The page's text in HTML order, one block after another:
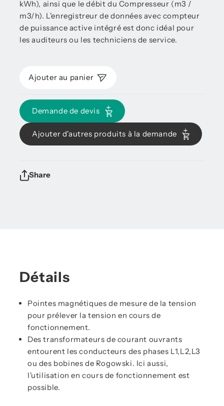
kWh), ainsi que le débit du Compresseur (m3 /
m3/h). L'enregistreur de données avec compteur
de puissance active intégré est donc idéal pour
les auditeurs ou les techniciens de service.
Ajouter au panier
Demande de devis
Ajouter d'autres produits à la demande
Share
Détails
Pointes magnétiques de mesure de la tension
pour prélever la tension en cours de
fonctionnement.
Des transformateurs de courant ouvrants
entourent les conducteurs des phases L1,L2,L3
ou des bobines de Rogowski. Ici aussi,
l'utilisation en cours de fonctionnement est
possible.